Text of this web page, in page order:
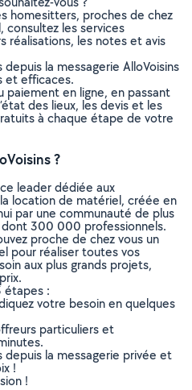
homesitters, proches de chez
consultez les services
réalisations, les notes et avis
la messagerie AlloVoisins
et efficaces.
en ligne, en passant
des lieux, les devis et les
à chaque étape de votre
?
leader dédiée aux
location de matériel, créée en
par une communauté de plus
300 000 professionnels.
proche de chez vous un
pour réaliser toutes vos
aux plus grands projets,
étapes :
votre besoin en quelques
particuliers et
depuis la messagerie privée et
!
!